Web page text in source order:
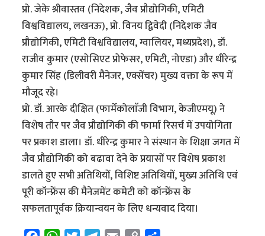
प्रो. जेके श्रीवास्तव (निदेशक, जैव प्रौद्योगिकी, एमिटी
विश्वविद्यालय, लखनऊ), प्रो. विनय द्विवेदी (निदेशक जैव
प्रौद्योगिकी, एमिटी विश्वविद्यालय, ग्वालियर, मध्यप्रदेश), डॉ.
राजीव कुमार (एसोसिएट प्रोफेसर, एमिटी, नोएडा) और धीरेन्द्र
कुमार सिंह (डिलीवरी मैनेजर, एक्सेंचर) मुख्य वक्ता के रूप में
मौजूद रहे।
प्रो. डॉ. आरके दीक्षित (फार्मेकोलाॅजी विभाग, केजीएमयू) ने
विशेष तौर पर जैव प्रौद्योगिकी की फार्मा रिसर्च में उपयोगिता
पर प्रकाश डाला। डॉ. धीरेन्द्र कुमार ने संस्थान के शिक्षा जगत में
जैव प्रौद्योगिकी को बढावा देने के प्रयासों पर विशेष प्रकाश
डालते हुए सभी अतिथियों, विशिष्ट अतिथियों, मुख्य अतिथि एवं
पूरी कॉन्फ्रेंस की मैनेजमेंट कमेटी को कॉन्फ्रेंस के
सफलतापूर्वक क्रियान्वयन के लिए धन्यवाद दिया।